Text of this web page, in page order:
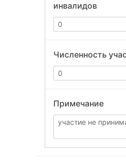
инвалидов
Численность
Примечание